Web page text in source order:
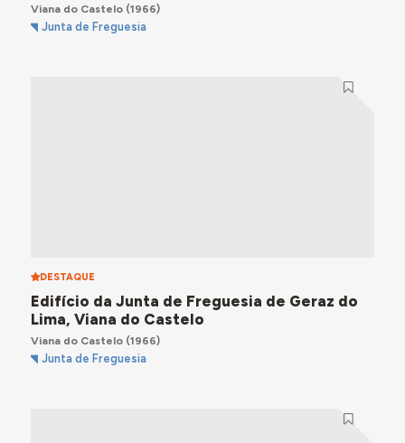
Viana do Castelo(1966)
Junta de Freguesia
DESTAQUE
Edifício da Junta de Freguesia de Geraz do
Lima, Viana do Castelo
Viana do Castelo(1966)
Junta de Freguesia